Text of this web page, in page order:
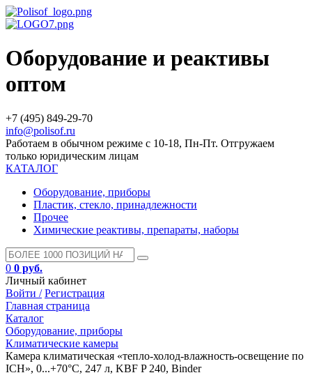
Оборудование и реактивы
оптом
+7 (495) 849-29-70
info@polisof.ru
Работаем в обычном режиме с 10-18, Пн-Пт. Отгружаем
только юридическим лицам
КАТАЛОГ
Оборудование, приборы
Пластик, стекло, принадлежности
Прочее
Химические реактивы, препараты, наборы
0 0 руб.
Личный кабинет
Войти / Регистрация
Главная страница
Каталог
Оборудование, приборы
Климатические камеры
Камера климатическая «тепло-холод-влажность-освещение по
ICH», 0...+70°С, 247 л, KBF P 240, Binder